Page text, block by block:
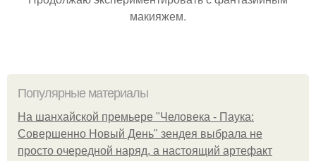
макияжем.
Популярные материалы
На шанхайской премьере "Человека - Паука:
Совершенно Новый День" зендея выбрала не
просто очередной наряд, а настоящий артефакт